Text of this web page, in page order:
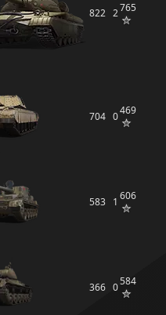
822 2765
704 0469
583 1 606
366 0584